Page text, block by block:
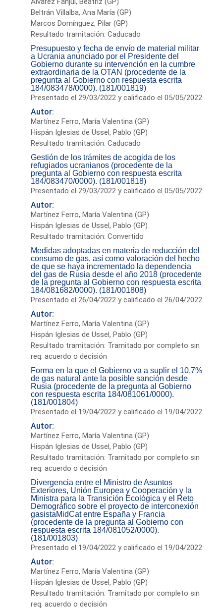
Beltrán Villalba, Ana María (GP)
Marcos Domínguez, Pilar (GP)
Resultado tramitación: Caducado
Presupuesto y fecha de envío de material militar
a Ucrania anunciado por el Presidente del
Gobierno durante su intervención en la cumbre
extraordinaria de la OTAN (procedente de la
pregunta al Gobierno con respuesta escrita
184/083478/0000). (181/001819)
Presentado el 29/03/2022 y calificado el 05/05/2022
Autor:
Martínez Ferro, María Valentina (GP)
Hispán Iglesias de Ussel, Pablo (GP)
Resultado tramitación: Caducado
Gestión de los trámites de acogida de los
refugiados ucranianos (procedente de la
pregunta al Gobierno con respuesta escrita
184/083470/0000). (181/001818)
Presentado el 29/03/2022 y calificado el 05/05/2022
Autor:
Martínez Ferro, María Valentina (GP)
Hispán Iglesias de Ussel, Pablo (GP)
Resultado tramitación: Convertido
Medidas adoptadas en materia de reducción del
consumo de gas, así como valoración del hecho
de que se haya incrementado la dependencia
del gas de Rusia desde el año 2018 (procedente
de la pregunta al Gobierno con respuesta escrita
184/081682/0000). (181/001808)
Presentado el 26/04/2022 y calificado el 26/04/2022
Autor:
Martínez Ferro, María Valentina (GP)
Hispán Iglesias de Ussel, Pablo (GP)
Resultado tramitación: Tramitado por completo sin
req. acuerdo o decisión
Forma en la que el Gobierno va a suplir el 10,7%
de gas natural ante la posible sanción desde
Rusia (procedente de la pregunta al Gobierno
con respuesta escrita 184/081061/0000).
(181/001804)
Presentado el 19/04/2022 y calificado el 19/04/2022
Autor:
Martínez Ferro, María Valentina (GP)
Hispán Iglesias de Ussel, Pablo (GP)
Resultado tramitación: Tramitado por completo sin
req. acuerdo o decisión
Divergencia entre el Ministro de Asuntos
Exteriores, Unión Europea y Cooperación y la
Ministra para la Transición Ecológica y el Reto
Demográfico sobre el proyecto de interconexión
gasistaMidCat entre España y Francia
(procedente de la pregunta al Gobierno con
respuesta escrita 184/081052/0000).
(181/001803)
Presentado el 19/04/2022 y calificado el 19/04/2022
Autor:
Martínez Ferro, María Valentina (GP)
Hispán Iglesias de Ussel, Pablo (GP)
Resultado tramitación: Tramitado por completo sin
req. acuerdo o decisión